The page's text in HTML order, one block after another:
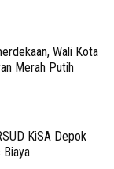
Wali Kota
Merah Putih
KiSA Depok
Biaya